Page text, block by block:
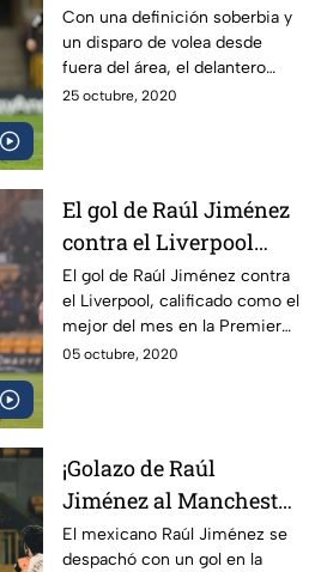
Jiménez en Premier
League ante el
Newcastle
Con una definición soberbia y
un disparo de volea desde
fuera del área, el delantero
mexicano Raúl Jiménez firmó
25 octubre, 2020
El gol de Raúl Jiménez
contra el Liverpool
¡Para que van Dijk lo
tenga bien presente!
El gol de Raúl Jiménez contra
el Liverpool, calificado como el
mejor del mes en la Premier
League, lo recordamos por la
05 octubre, 2020
¡Golazo de Raúl
Jiménez al Manchester
City, en VIDEO!
El mexicano Raúl Jiménez se
despachó con un gol en la